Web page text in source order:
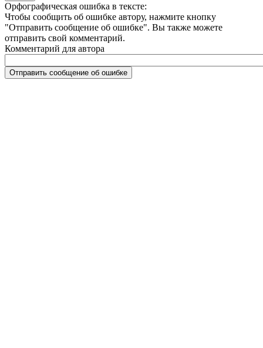
Орфографическая ошибка в тексте:
Чтобы сообщить об ошибке автору, нажмите кнопку
"Отправить сообщение об ошибке". Вы также можете
отправить свой комментарий.
Комментарий для автора